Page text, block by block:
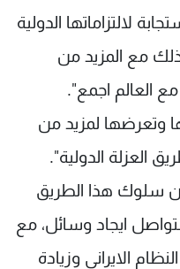
لالتزاماتها الدولية
مع المزيد من
العالم اجمع".
وتعرضها لمزيد من
العزلة الدولية".
سلوك هذا الطريق
ايجاد وسائل، مع
الايراني وزيادة